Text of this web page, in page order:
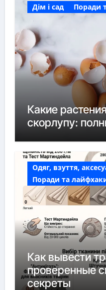
Дім і сад Поради
Какие
скорлупу:
Одяг, взуття,
Поради та
Как вывести
проверенные
секреты